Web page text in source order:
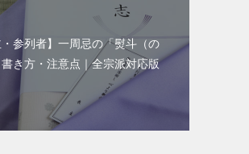
参列者】一周忌の「熨斗（の
書き方・注意点｜全宗派対応版